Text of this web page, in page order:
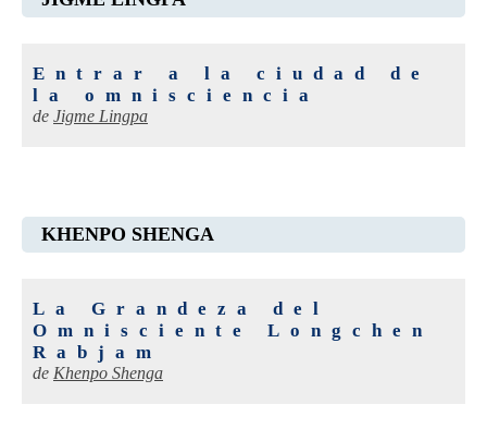
Entrar a la ciudad de
la omnisciencia
de Jigme Lingpa
KHENPO SHENGA
La Grandeza del
Omnisciente Longchen
Rabjam
de Khenpo Shenga